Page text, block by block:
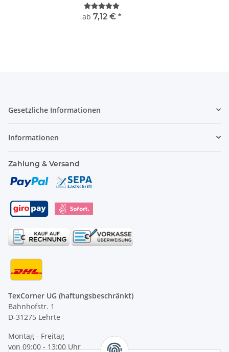
ab 7,12 € *
Gesetzliche Informationen
Informationen
Zahlung & Versand
TexCorner UG (haftungsbeschränkt)
Bahnhofstr. 1
D-31275 Lehrte
Montag - Freitag
von 09:00 - 13:00 Uhr